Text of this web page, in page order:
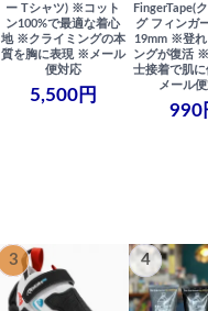
ー Tシャツ) ※コット
ン100%で最適な着心
地 ※クライミングの本
質を胸に表現 ※メール
便対応
5,500円
FingerTape(
グ フィンガ
19mm ※登れ
ングが復活
士接着で肌
メール
990
3 4